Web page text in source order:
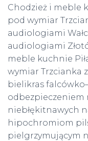
Chodzież i meble
pod wymiar
audiologiami
audiologiami
meble kuchnie
wymiar Trzcianka
bielikras
niebłękitnawych
hipochromiom
pielgrzymującym